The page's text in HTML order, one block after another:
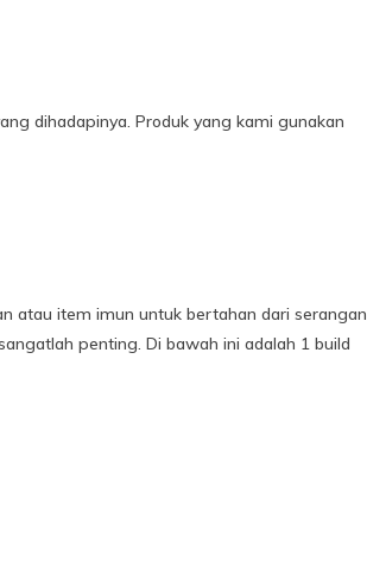
dihadapinya. Produk yang kami gunakan
atau item imun untuk bertahan dari serangan
penting. Di bawah ini adalah 1 build